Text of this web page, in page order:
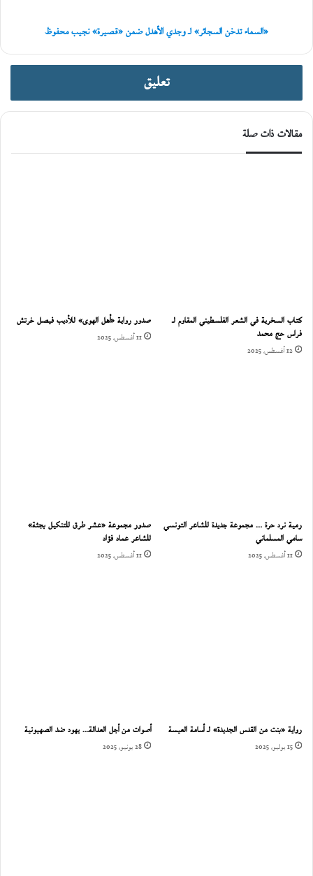
«السماء تدخن السجائر» لـ وجدي الأهدل ضمن «قصيرة» نجيب محفوظ
تعليق
مقالات ذات صلة
كتاب السخرية في الشعر الفلسطيني المقاوم لـ
فراس حج محمد
12 أغسطس، 2025
صدور رواية «أهل الهوى» للأديب فيصل خرتش
11 أغسطس، 2025
رمية نرد حرة … مجموعة جديدة للشاعر التونسي
سامي المسلماني
11 أغسطس، 2025
صدور مجموعة «عشر طرق للتنكيل بجثة»
للشاعر عماد فؤاد
11 أغسطس، 2025
رواية «بنت من القدس الجديدة» لـ أسامة العيسة
15 يوليو، 2025
أصوات من أجل العدالة… يهود ضد الصهيونية
28 يونيو، 2025